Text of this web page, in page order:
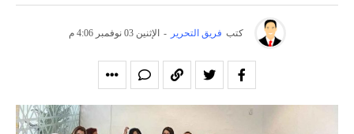
كتب فريق التحرير - الإثنين 03 نوفمبر 4:06 م